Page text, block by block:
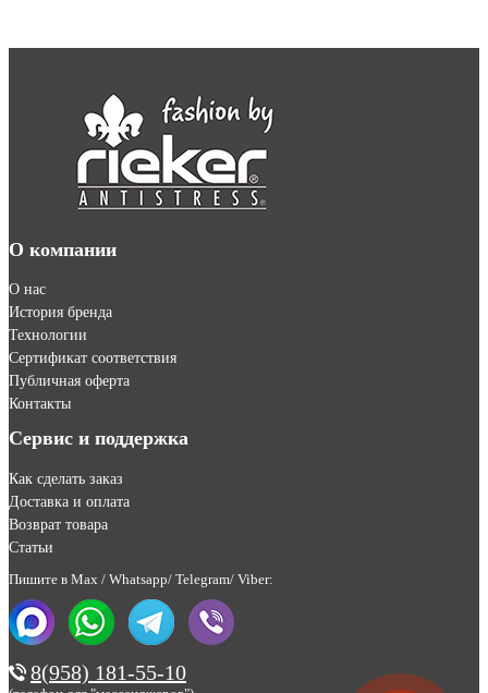
О компании
О нас
История бренда
Технологии
Сертификат соответствия
Публичная оферта
Контакты
Сервис и поддержка
Как сделать заказ
Доставка и оплата
Возврат товара
Статьи
Пишите в Max / Whatsapp/ Telegram/ Viber:
8(958) 181-55-10